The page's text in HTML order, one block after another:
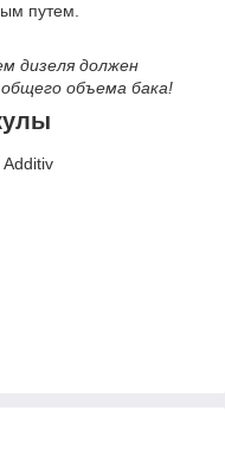
путем.
дизеля должен
объема бака!
Additiv